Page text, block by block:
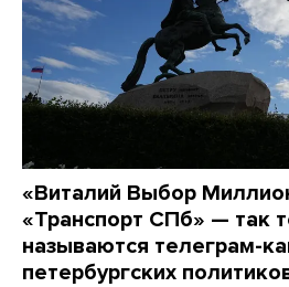
«Виталий Выбор
«Транспорт СПб» — так
называются телеграм-
петербургских